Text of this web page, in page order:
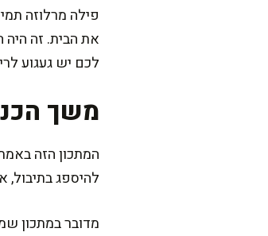
פילה מרלוזה
את הבית. זה
לכם יש געגוע
משך
להיספג
מדובר במתכון